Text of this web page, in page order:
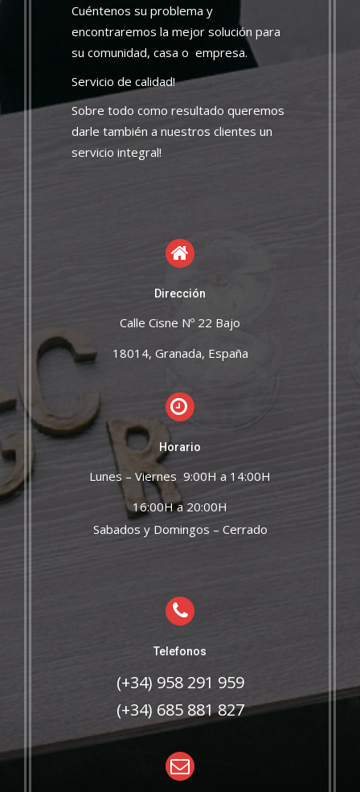
Cuéntenos su problema y
encontraremos la mejor solución para
su comunidad, casa o empresa.
Servicio de calidad!
Sobre todo como resultado queremos
darle también a nuestros clientes un
servicio integral!
Dirección
Calle Cisne Nº 22 Bajo
18014, Granada, España
Horario
Lunes – Viernes 9:00H a 14:00H
16:00H a 20:00H
Sabados y Domingos – Cerrado
Telefonos
(+34) 958 291 959
(+34) 685 881 827